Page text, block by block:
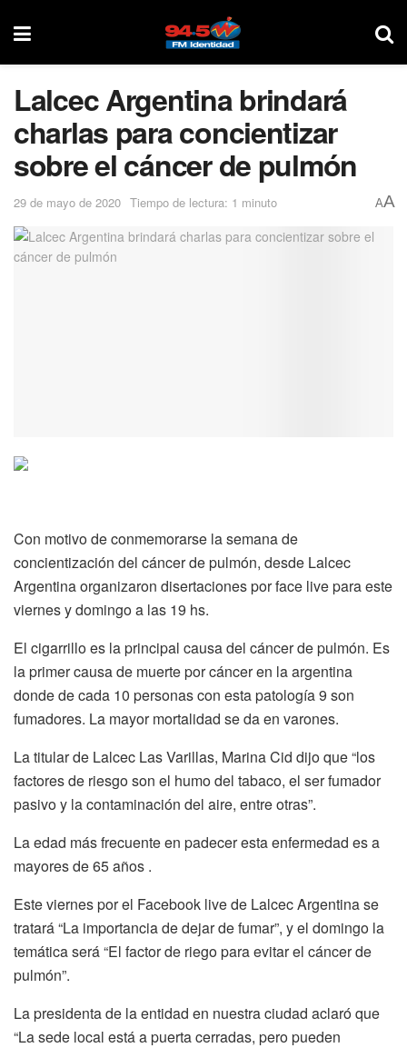
Lalcec Argentina brindará
charlas para concientizar
sobre el cáncer de pulmón
29 de mayo de 2020 Tiempo de lectura: 1 minuto AA
Con motivo de conmemorarse la semana de
concientización del cáncer de pulmón, desde Lalcec
Argentina organizaron disertaciones por face live para este
viernes y domingo a las 19 hs.
El cigarrillo es la principal causa del cáncer de pulmón. Es
la primer causa de muerte por cáncer en la argentina
donde de cada 10 personas con esta patología 9 son
fumadores. La mayor mortalidad se da en varones.
La titular de Lalcec Las Varillas, Marina Cid dijo que “los
factores de riesgo son el humo del tabaco, el ser fumador
pasivo y la contaminación del aire, entre otras”.
La edad más frecuente en padecer esta enfermedad es a
mayores de 65 años .
Este viernes por el Facebook live de Lalcec Argentina se
tratará “La importancia de dejar de fumar”, y el domingo la
temática será “El factor de riego para evitar el cáncer de
pulmón”.
La presidenta de la entidad en nuestra ciudad aclaró que
“La sede local está a puerta cerradas, pero pueden